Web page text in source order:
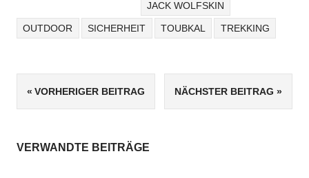
JACK WOLFSKIN
OUTDOOR SICHERHEIT TOUBKAL TREKKING
Beitragsnavigation
VORHERIGER BEITRAG NÄCHSTER BEITRAG
VERWANDTE BEITRÄGE